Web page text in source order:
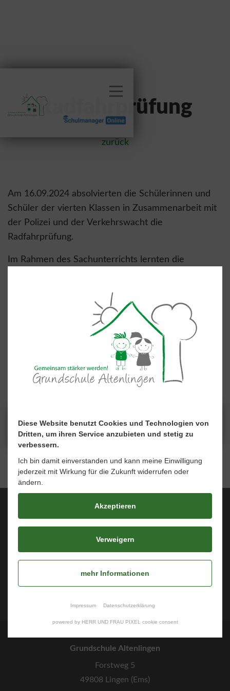
Radfahrprüfung
zurück
Am 16.09.2024 absolvierten die Schülerinnen und
Schüler der vierten Klassen in Zusammenarbeit mit
der Polizei und der Verkehrswacht die
Radfahrprüfung.
Im Rahmen des Sachunterrichts lernten die
das sichere Verhalten auf der Straße. Neben einer
schriftlichen Lernüberprüfung fand eine praktische
Fahrradprüfung in Form eines Parcours auf dem
Schulhof und einer geübten Strecke durch
Altenlingen statt. Die Kinder zeigten, was sie gelernt
haben und erhielten eine Urkunde für ihre
Über uns
Fotos & Berichte
Grundschule Altenlingen
Forstweg 5
49808 Lingen (Ems)
Diese Website benutzt Cookies und Technologien von
Dritten, um ihren Service anzubieten und stetig zu
verbessern.
Ich bin damit einverstanden und kann meine Einwilligung
jederzeit mit Wirkung für die Zukunft widerrufen oder
ändern.
Akzeptieren
Verweigern
mehr Informationen
Impressum Datenschutzerklärung
powered by HERR UND FRAU PIXEL cookie consent